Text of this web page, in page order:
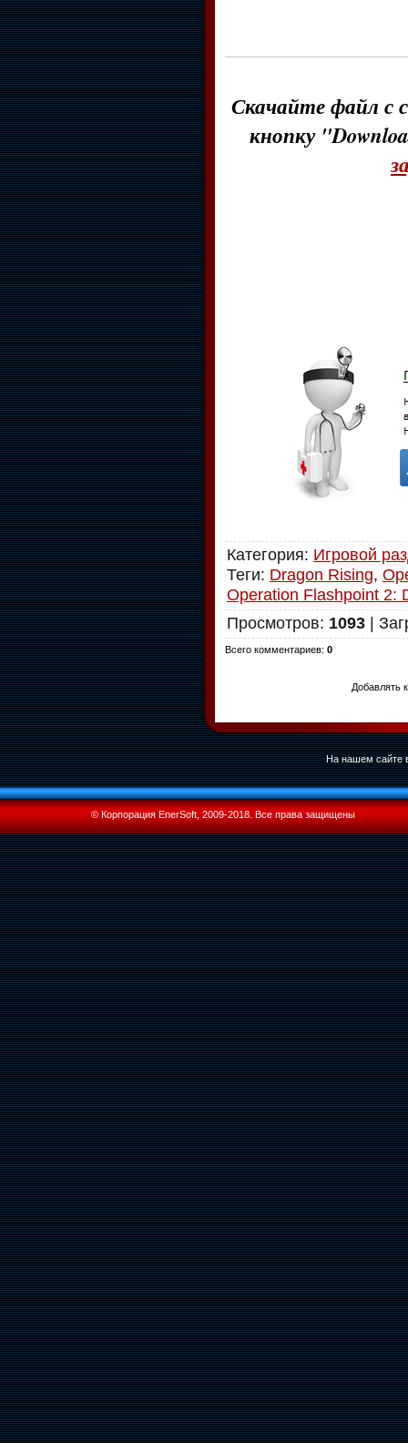
Скачайте файл с
кнопку
Категория: Игровой
Теги: Dragon Rising,
Operation Flashpoint 2:
Просмотров: 1093 |
Всего комментариев: 0
Добавлять
На нашем сайте
© Корпорация EnerSoft, 2009-2018. Все права защищены